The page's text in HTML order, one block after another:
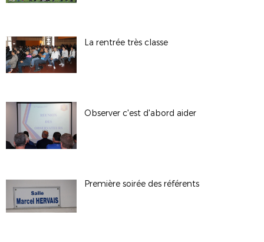
La rentrée très classe
Observer c'est d'abord aider
Première soirée des référents